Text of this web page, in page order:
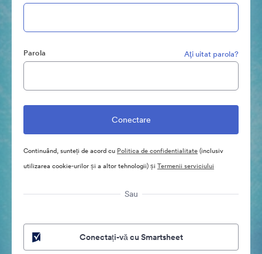
Parola Aţi uitat parola?
Continuând, sunteți de acord cu Politica de confidentialitate(inclusiv
utilizarea cookie-urilor și a altor tehnologii) și Termenii serviciului
Sau
Conectați-vă cu Smartsheet